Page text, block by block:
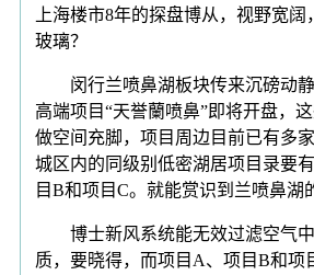
上海楼市8年的探盘博从，视野宽
玻璃？
闵行兰喷鼻湖板块传来沉磅动
高端项目“天誉蘭喷鼻”即将开盘，
做空间充脚，项目周边目前已有多
城区内的同级别低密湖居项目录要
目B和项目C。就能赏识到兰喷鼻湖
博士新风系统能无效过滤空气中
质，要晓得，而项目A、项目B和项